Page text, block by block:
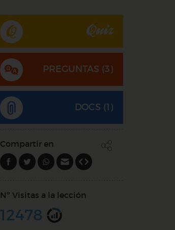
Quiz
PREGUNTAS (3)
DOCS (1)
Compartir en
Nº Visitas a la lección
12478